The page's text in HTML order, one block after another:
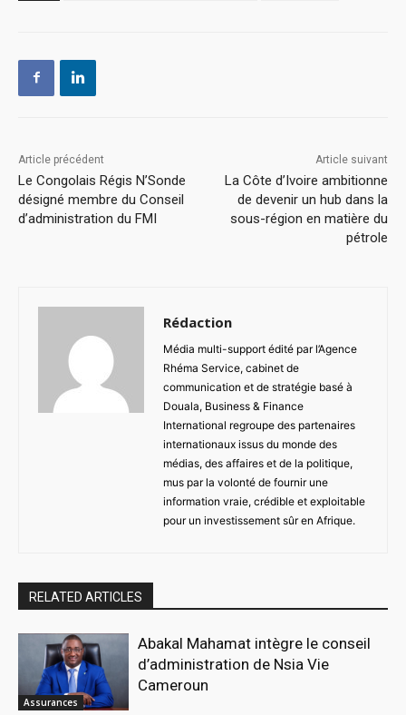
Article précédent
Le Congolais Régis N’Sonde
désigné membre du Conseil
d’administration du FMI
Article suivant
La Côte d’Ivoire ambitionne
de devenir un hub dans la
sous-région en matière du
pétrole
Rédaction
Média multi-support édité par l’Agence
Rhéma Service, cabinet de
communication et de stratégie basé à
Douala, Business & Finance
International regroupe des partenaires
internationaux issus du monde des
médias, des affaires et de la politique,
mus par la volonté de fournir une
information vraie, crédible et exploitable
pour un investissement sûr en Afrique.
RELATED ARTICLES
Assurances
Abakal Mahamat intègre le conseil
d’administration de Nsia Vie
Cameroun